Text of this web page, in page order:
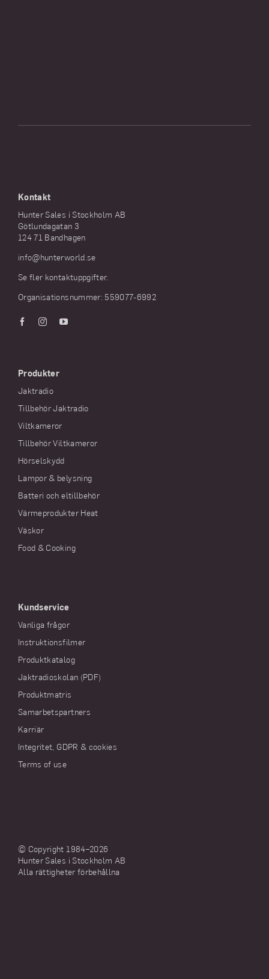
Kontakt
Hunter Sales i Stockholm AB
Götlundagatan 3
124 71 Bandhagen
info@hunterworld.se
Se fler kontaktuppgifter.
Organisationsnummer: 559077-6992
Produkter
Jaktradio
Tillbehör Jaktradio
Viltkameror
Tillbehör Viltkameror
Hörselskydd
Lampor & belysning
Batteri och eltillbehör
Värmeprodukter Heat
Väskor
Food & Cooking
Kundservice
Vanliga frågor
Instruktionsfilmer
Produktkatalog
Jaktradioskolan (PDF)
Produktmatris
Samarbetspartners
Karriär
Integritet, GDPR & cookies
Terms of use
© Copyright 1984–2026
Hunter Sales i Stockholm AB
Alla rättigheter förbehållna